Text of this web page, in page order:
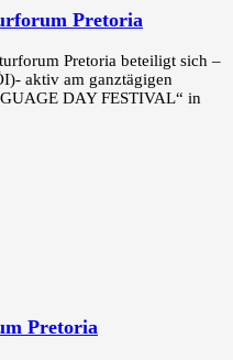
Pretoria
Pretoria beteiligt sich –
aktiv am ganztägigen
DAY FESTIVAL“ in
Pretoria